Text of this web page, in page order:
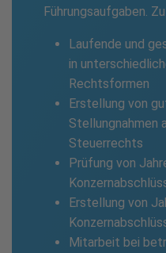
Führungsaufgaben.
Laufende und
in
Rechtsformen
Erstellung von
Stellungnahmen
Steuerrechts
Prüfung von
Erstellung von
Mitarbeit bei